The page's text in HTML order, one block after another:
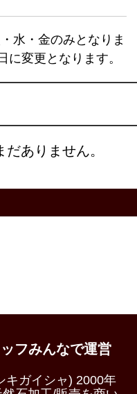
水・金のみとなりま
変更となります。
ありません。
フみんなで運営
ガイシャ) 2000年